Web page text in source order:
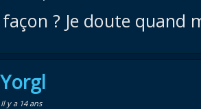
façon ? Je doute quand
Yorgl
Il y a 14 ans